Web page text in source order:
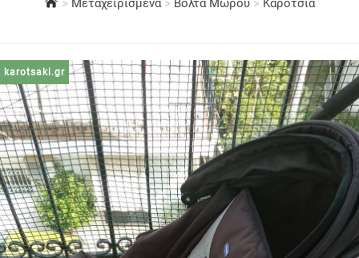
> Μεταχειρισμένα > Βόλτα Μωρού > Καρότσια
karotsaki.gr